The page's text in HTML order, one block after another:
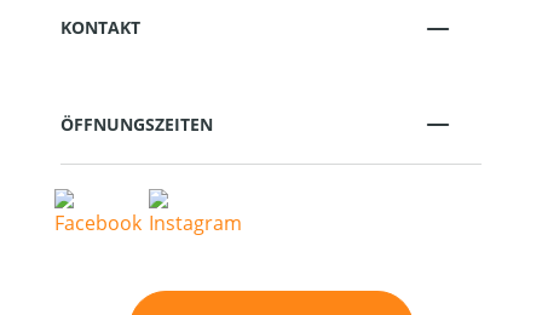
KONTAKT
ÖFFNUNGSZEITEN